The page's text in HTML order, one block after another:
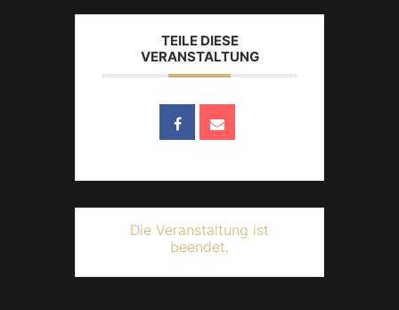
TEILE DIESE
VERANSTALTUNG
Die Veranstaltung ist
beendet.